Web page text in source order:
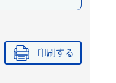
印刷する